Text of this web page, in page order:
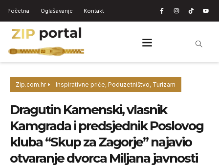
Početna Oglašavanje Kontakt
Zip.com.hr Inspirativne priče, Poduzetništvo, Turizam
Dragutin Kamenski, vlasnik
Kamgrada i predsjednik Poslovog
kluba “Skup za Zagorje” najavio
otvaranje dvorca Miljana javnosti